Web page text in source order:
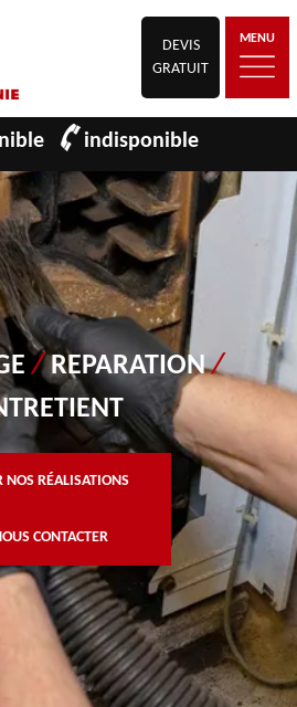
DEVIS
GRATUIT
MENU
indisponible
/REPARATION/
NOS RÉALISATIONS
CONTACTER